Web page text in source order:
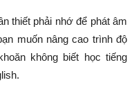
thiết phải nhớ để phát âm
muốn nâng cao trình độ
không biết học tiếng